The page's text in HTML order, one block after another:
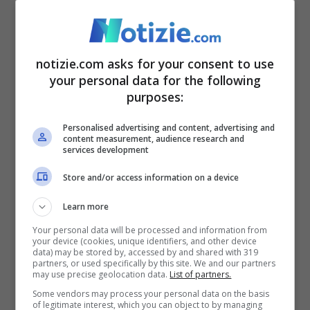
La legge ha creato mercati sanitari gestiti dal governo
(ANSA FOTO) – Notizie.com
Coloro che guadagnavanooltre il 400%
della soglia di povertà federale, 62.600
notizie.com asks for your consent to use
your personal data for the following
purposes:
Personalised advertising and content, advertising and
content measurement, audience research and
services development
Store and/or access information on a device
Learn more
Your personal data will be processed and information from
your device (cookies, unique identifiers, and other device
data) may be stored by, accessed by and shared with 319
partners, or used specifically by this site. We and our partners
may use precise geolocation data. List of partners.
Some vendors may process your personal data on the basis
of legitimate interest, which you can object to by managing